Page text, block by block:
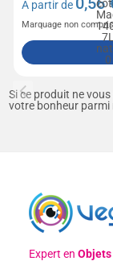
A partir de
Marquage non
Si ce produit ne
votre bonheur
Expert en